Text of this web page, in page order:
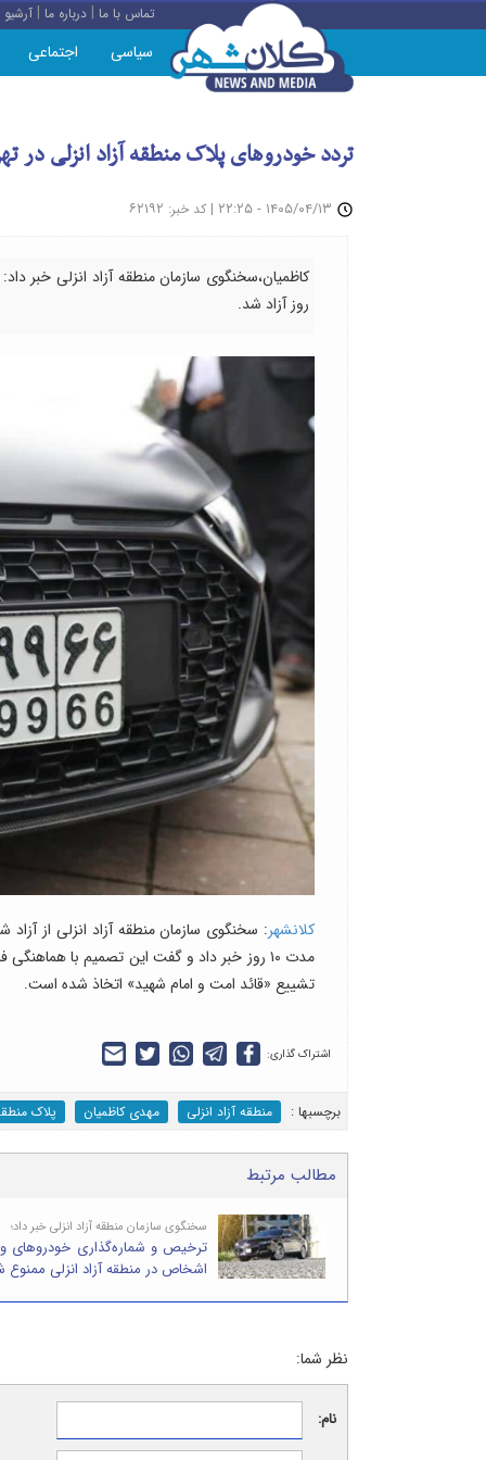
تماس با ما |درباره ما |آرشیو
سیاسی اجتماعی
تردد خودروهای پلاک منطقه آزاد انزلی در تهران،
| کد خبر: ۶۲۱۹۲
روز آزاد شد.
کلانشهر: سخنگوی سازمان منطقه آزاد انزلی از
مدت ۱۰ روز خبر داد و گفت این تصمیم با
تشییع «قائد امت و امام شهید» اتخاذ شده است.
اشتراک گذاری:
برچسب‎ها : منطقه آزاد انزلی مهدی کاظمیان پلاک
مطالب مرتبط
سخنگوی سازمان منطقه آزاد انزلی خبر داد؛
ترخیص و شماره‌گذاری خودروهای
اشخاص در منطقه آزاد انزلی ممنوع
نظر شما:
نام: